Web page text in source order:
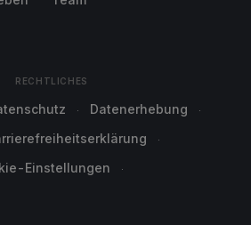
RECHTLICHES
Datenerhebung
Einstellungen